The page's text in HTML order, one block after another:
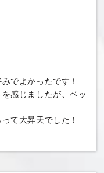
でよかったです！
感じましたが、ベッ
て大昇天でした！